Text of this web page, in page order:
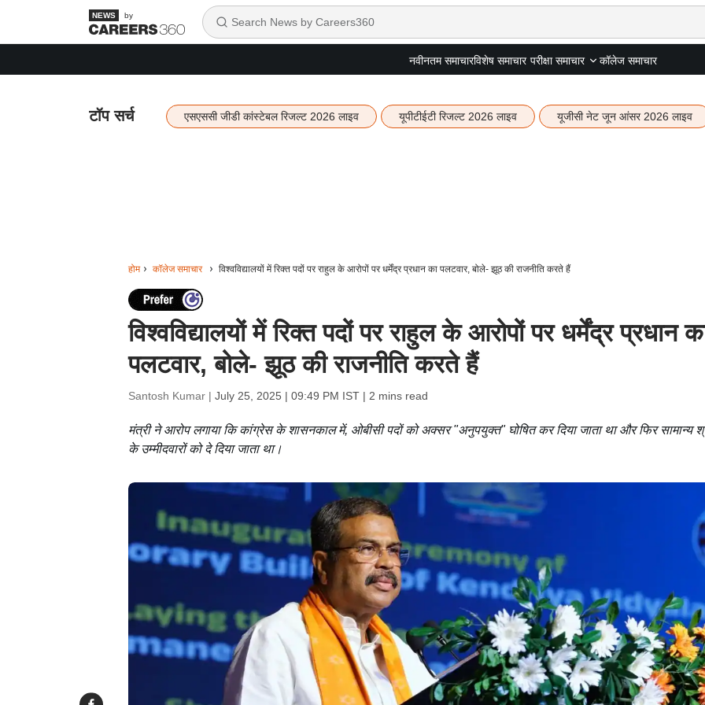
by
नवीनतम समाचारविशेष समाचार परीक्षा समाचार कॉलेज समाचार
टॉप सर्च एसएससी जीडी कांस्टेबल रिजल्ट 2026 लाइव यूपीटीईटी रिजल्ट 2026 लाइव यूजीसी नेट जून आंसर 2026 लाइव
होम कॉलेज समाचार विश्वविद्यालयों में रिक्त पदों पर राहुल के आरोपों पर धर्मेंद्र प्रधान का पलटवार, बोले- झूठ की राजनीति करते हैं
विश्वविद्यालयों में रिक्त पदों पर राहुल के आरोपों पर धर्मेंद्र प्रधान
पलटवार, बोले- झूठ की राजनीति करते हैं
Santosh Kumar | July 25, 2025 | 09:49 PM IST| 2 mins read
मंत्री ने आरोप लगाया कि कांग्रेस के शासनकाल में, ओबीसी पदों को अक्सर "अनुपयुक्त" घोषित कर दिया जाता था और फिर सामान्य
के उम्मीदवारों को दे दिया जाता था।